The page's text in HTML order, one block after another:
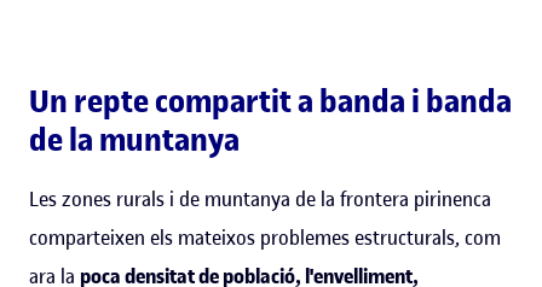
Un repte compartit a banda i banda
de la muntanya
Les zones rurals i de muntanya de la frontera pirinenca
comparteixen els mateixos problemes estructurals, com
ara la poca densitat de població, l'envelliment,